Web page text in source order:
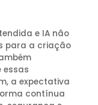
e IA não
para a criação
essas
a expectativa
contínua